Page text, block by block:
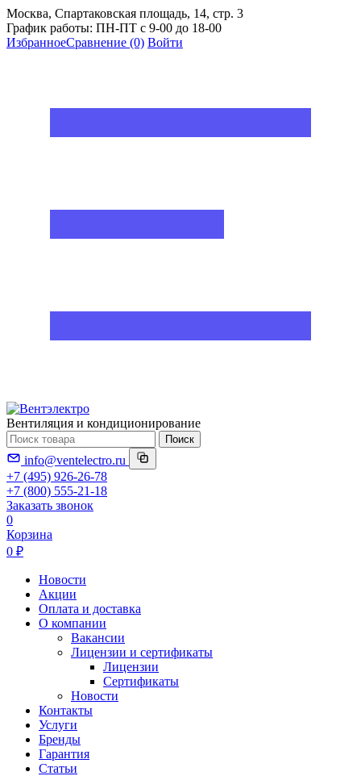
Москва, Спартаковская площадь, 14, стр. 3
График работы: ПН-ПТ с 9-00 до 18-00
ИзбранноеСравнение (0) Войти
Вентиляция и кондиционирование
Поиск
info@ventelectro.ru
+7 (495) 926-26-78
+7 (800) 555-21-18
Заказать звонок
0
Корзина
0 ₽
Новости
Акции
Оплата и доставка
О компании
Вакансии
Лицензии и сертификаты
Лицензии
Сертификаты
Новости
Контакты
Услуги
Бренды
Гарантия
Статьи